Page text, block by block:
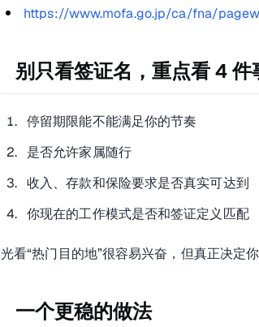
https://www.mofa.go.jp/ca/fna/
别只看签证名，重点看 4 件
停留期限能不能满足你的节奏
是否允许家属随行
收入、存款和保险要求是否真实可达到
你现在的工作模式是否和签证定义匹配
光看“热门目的地”很容易兴奋，但真正决定
一个更稳的做法